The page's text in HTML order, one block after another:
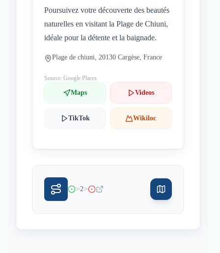
Poursuivez votre découverte des beautés
naturelles en visitant la Plage de Chiuni,
idéale pour la détente et la baignade.
Plage de chiuni, 20130 Cargèse, France
Source: Google Places
Maps Videos
TikTok Wikiloc
>2>